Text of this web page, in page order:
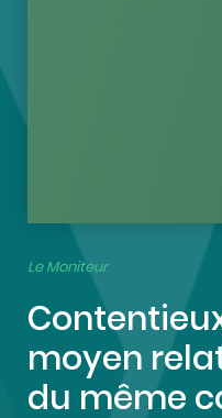
Le Moniteur
moyen
du même